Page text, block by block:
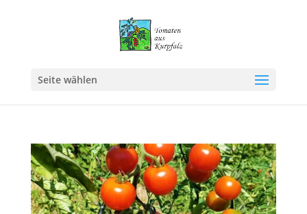
Seite wählen